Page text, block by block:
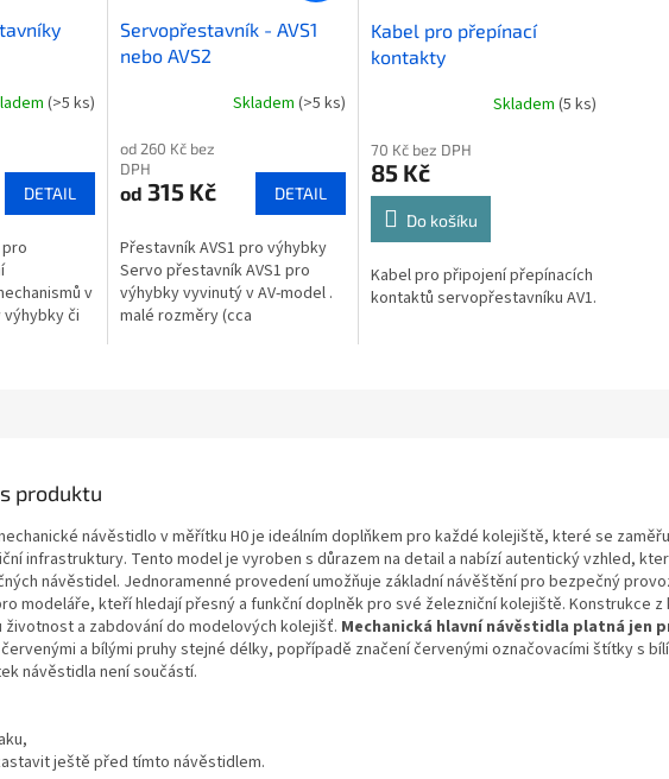
(>5 ks)
DETAIL
v
či
Servopřestavník - AVS1
nebo AVS2
Skladem (>5 ks)
od 260 Kč bez
DPH
od 315 Kč DETAIL
Přestavník AVS1 pro výhybky
Servo přestavník AVS1 pro
výhybky vyvinutý v AV-model .
malé rozměry (cca
Kabel pro přepínací
kontakty
Skladem(5 ks)
70 Kč bez DPH
85 Kč
Do košíku
Kabel pro připojení přepínacích
kontaktů servopřestavníku AV1.
produktu
návěstidlo v měřítku H0 je ideálním doplňkem pro každé kolejiště, které se
infrastruktury. Tento model je vyroben s důrazem na detail a nabízí autentický vzhled,
návěstidel. Jednoramenné provedení umožňuje základní návěštění pro bezpečný
modeláře, kteří hledají přesný a funkční doplněk pro své železniční kolejiště. Konstrukce z
životnost a zabdování do modelových kolejišť. Mechanická hlavní návěstidla platná jen
a bílými pruhy stejné délky, popřípadě značení červenými označovacími štítky s
návěstidla není součástí.
ještě před tímto návěstidlem.